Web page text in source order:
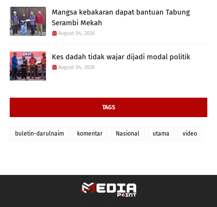
Mangsa kebakaran dapat bantuan Tabung
Serambi Mekah
August 04, 2026
Kes dadah tidak wajar dijadi modal politik
August 04, 2026
TAGS
buletin-darulnaim komentar Nasional utama video